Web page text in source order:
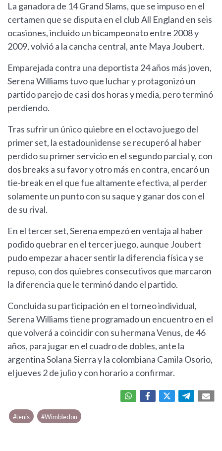
La ganadora de 14 Grand Slams, que se impuso en el
certamen que se disputa en el club All England en seis
ocasiones, incluido un bicampeonato entre 2008 y
2009, volvió a la cancha central, ante Maya Joubert.
Emparejada contra una deportista 24 años más joven,
Serena Williams tuvo que luchar y protagonizó un
partido parejo de casi dos horas y media, pero terminó
perdiendo.
Tras sufrir un único quiebre en el octavo juego del
primer set, la estadounidense se recuperó al haber
perdido su primer servicio en el segundo parcial y, con
dos breaks a su favor y otro más en contra, encaró un
tie-break en el que fue altamente efectiva, al perder
solamente un punto con su saque y ganar dos con el
de su rival.
En el tercer set, Serena empezó en ventaja al haber
podido quebrar en el tercer juego, aunque Joubert
pudo empezar a hacer sentir la diferencia física y se
repuso, con dos quiebres consecutivos que marcaron
la diferencia que le terminó dando el partido.
Concluida su participación en el torneo individual,
Serena Williams tiene programado un encuentro en el
que volverá a coincidir con su hermana Venus, de 46
años, para jugar en el cuadro de dobles, ante la
argentina Solana Sierra y la colombiana Camila Osorio,
el jueves 2 de julio y con horario a confirmar.
#tenis #Wimbledon